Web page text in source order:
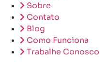
Sobre
Contato
Blog
Como Funciona
Trabalhe Conosco